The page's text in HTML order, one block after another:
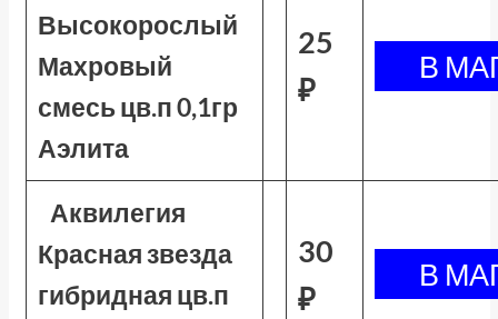
Высокорослый
Махровый
смесь цв.п 0,1гр
Аэлита
25
₽
Аквилегия
Красная звезда
гибридная цв.п
30
₽